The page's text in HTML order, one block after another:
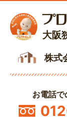
大阪
株式
お電話で